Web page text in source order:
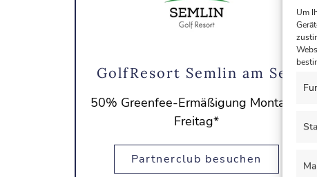
Um
GolfResort Semlin am See
50% Greenfee-Ermäßigung Montag -
Freitag*
Partnerclub besuchen